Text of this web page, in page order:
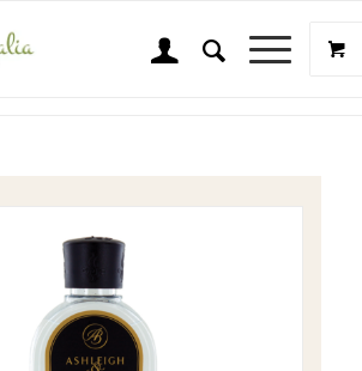
Wellness & Beauty
Ashleigh & Burwood